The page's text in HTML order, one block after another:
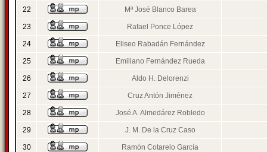
22 Mª José Blanco Barea
23 Rafael Ponce López
24 Eliseo Rabadán Fernández
25 Emiliano Fernández Rueda
26 Aldo H. Delorenzi
27 Cruz Antón Jiménez
28 José A. Almedárez Robledo
29 J. M. De la Cruz Caso
30 Ramón Cotarelo García